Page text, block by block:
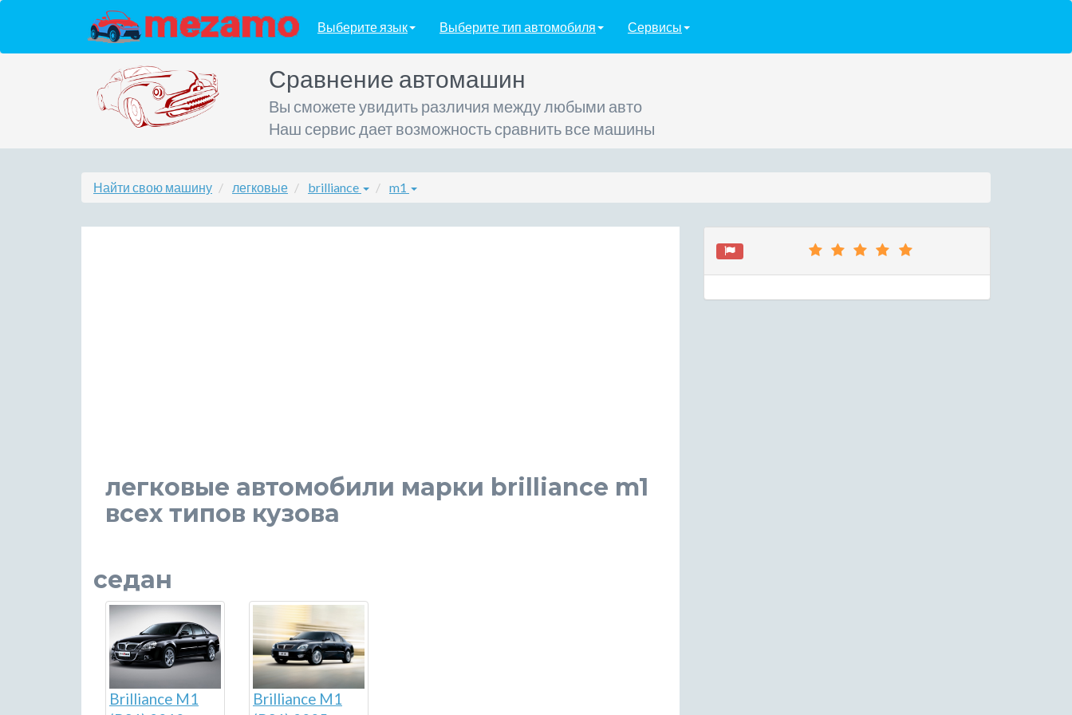
Выберите язык Выберите тип автомобиля Сервисы
Сравнение автомашин
Вы сможете увидить различия между любыми авто
Наш сервис дает возможность сравнить все машины
Найти свою машину легковые brilliance m1
легковые автомобили марки brilliance m1
всех типов кузова
седан
Brilliance M1
Brilliance M1